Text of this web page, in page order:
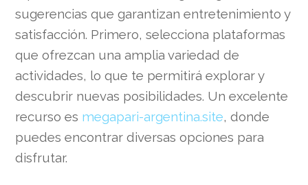
sugerencias que garantizan entretenimiento y
satisfacción. Primero, selecciona plataformas
que ofrezcan una amplia variedad de
actividades, lo que te permitirá explorar y
descubrir nuevas posibilidades. Un excelente
recurso es megapari-argentina.site, donde
puedes encontrar diversas opciones para
disfrutar.